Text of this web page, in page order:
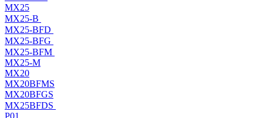
MX25
MX25-B
MX25-BFD
MX25-BFG
MX25-BFM
MX25-M
MX20
MX20BFMS
MX20BFGS
MX25BFDS
P01